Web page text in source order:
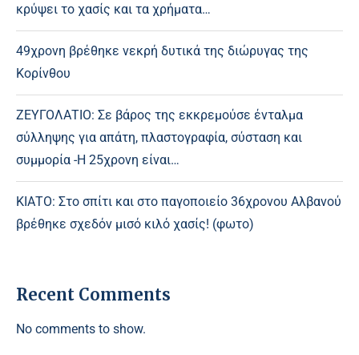
κρύψει το χασίς και τα χρήματα…
49χρονη βρέθηκε νεκρή δυτικά της διώρυγας της
Κορίνθου
ΖΕΥΓΟΛΑΤΙΟ: Σε βάρος της εκκρεμούσε ένταλμα
σύλληψης για απάτη, πλαστογραφία, σύσταση και
συμμορία -Η 25χρονη είναι…
ΚΙΑΤΟ: Στο σπίτι και στο παγοποιείο 36χρονου Αλβανού
βρέθηκε σχεδόν μισό κιλό χασίς! (φωτο)
Recent Comments
No comments to show.